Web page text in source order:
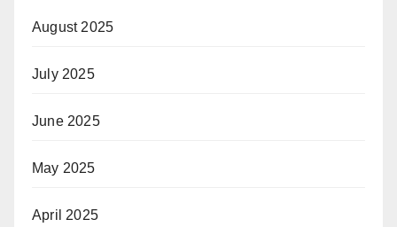
August 2025
July 2025
June 2025
May 2025
April 2025